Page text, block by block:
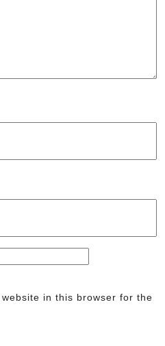
in this browser for the